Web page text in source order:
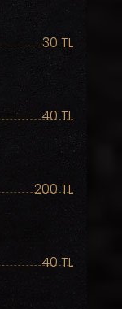
30 TL
40 TL
200 TL
40 TL